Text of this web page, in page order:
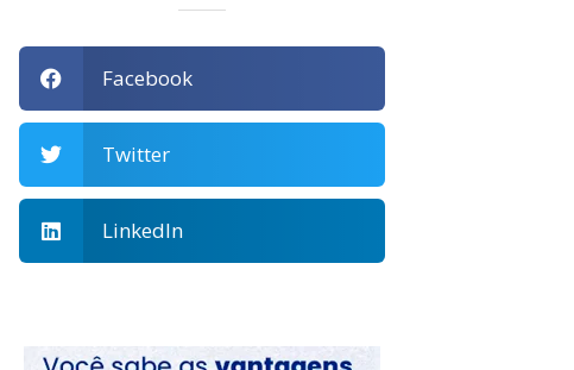
Facebook
Twitter
LinkedIn